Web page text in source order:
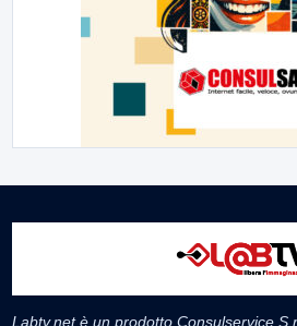
Labtv.net è un prodotto Consulservice